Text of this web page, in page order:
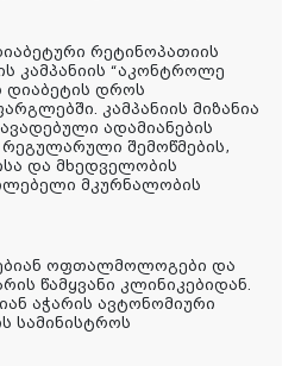
რეტინოპათიის
კამპანიის “აკონტროლე
დიაბეტის დროს
კამპანიის მიზანია
ადამიანების
შემოწმების,
და მხედველობის
მკურნალობის
ოფთალმოლოგები და
წამყვანი კლინიკებიდან.
აჭარის ავტონომიური
სამინისტროს